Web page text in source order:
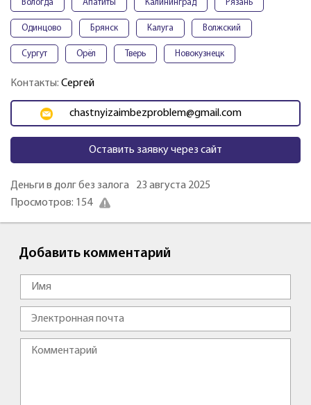
Вологда Апатиты Калининград Рязань
Одинцово Брянск Калуга Волжский
Сургут Орёл Тверь Новокузнецк
Контакты: Сергей
chastnyizaimbezproblem@gmail.com
Оставить заявку через сайт
Деньги в долг без залога
23 августа 2025
Просмотров: 154
Добавить комментарий